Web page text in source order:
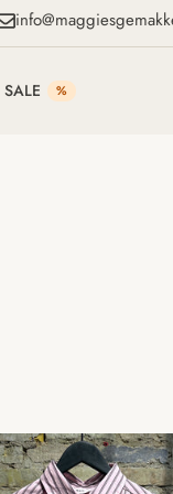
SALE %